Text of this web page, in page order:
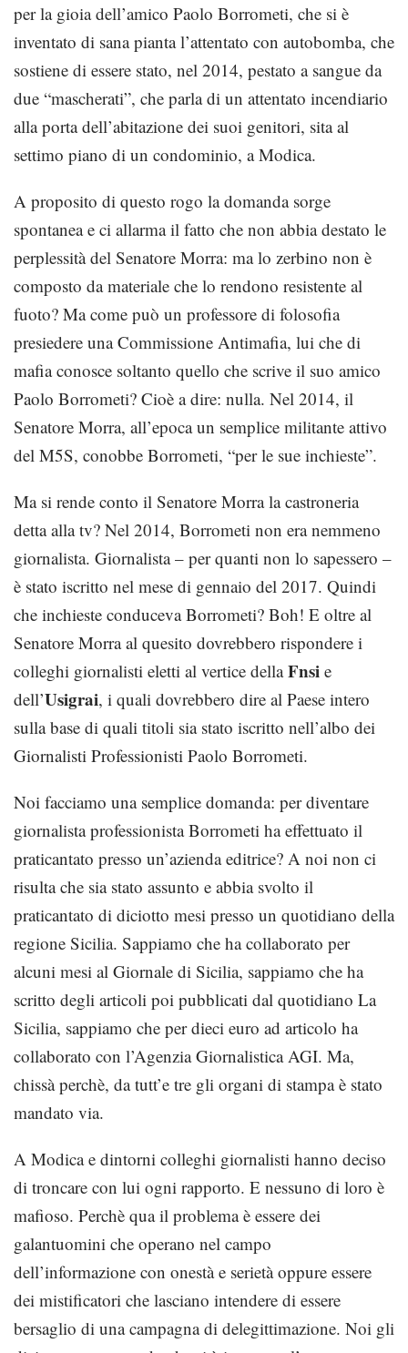
per la gioia dell’amico Paolo Borrometi, che si è
inventato di sana pianta l’attentato con autobomba, che
sostiene di essere stato, nel 2014, pestato a sangue da
due “mascherati”, che parla di un attentato incendiario
alla porta dell’abitazione dei suoi genitori, sita al
settimo piano di un condominio, a Modica.
A proposito di questo rogo la domanda sorge
spontanea e ci allarma il fatto che non abbia destato le
perplessità del Senatore Morra: ma lo zerbino non è
composto da materiale che lo rendono resistente al
fuoto? Ma come può un professore di folosofia
presiedere una Commissione Antimafia, lui che di
mafia conosce soltanto quello che scrive il suo amico
Paolo Borrometi? Cioè a dire: nulla. Nel 2014, il
Senatore Morra, all’epoca un semplice militante attivo
del M5S, conobbe Borrometi, “per le sue inchieste”.
Ma si rende conto il Senatore Morra la castroneria
detta alla tv? Nel 2014, Borrometi non era nemmeno
giornalista. Giornalista – per quanti non lo sapessero –
è stato iscritto nel mese di gennaio del 2017. Quindi
che inchieste conduceva Borrometi? Boh! E oltre al
Senatore Morra al quesito dovrebbero rispondere i
colleghi giornalisti eletti al vertice dellaFnsi e
dell’Usigrai, i quali dovrebbero dire al Paese intero
sulla base di quali titoli sia stato iscritto nell’albo dei
Giornalisti Professionisti Paolo Borrometi.
Noi facciamo una semplice domanda: per diventare
giornalista professionista Borrometi ha effettuato il
praticantato presso un’azienda editrice? A noi non ci
risulta che sia stato assunto e abbia svolto il
praticantato di diciotto mesi presso un quotidiano della
regione Sicilia. Sappiamo che ha collaborato per
alcuni mesi al Giornale di Sicilia, sappiamo che ha
scritto degli articoli poi pubblicati dal quotidiano La
Sicilia, sappiamo che per dieci euro ad articolo ha
collaborato con l’Agenzia Giornalistica AGI. Ma,
chissà perchè, da tutt’e tre gli organi di stampa è stato
mandato via.
A Modica e dintorni colleghi giornalisti hanno deciso
di troncare con lui ogni rapporto. E nessuno di loro è
mafioso. Perchè qua il problema è essere dei
galantuomini che operano nel campo
dell’informazione con onestà e serietà oppure essere
dei mistificatori che lasciano intendere di essere
bersaglio di una campagna di delegittimazione. Noi gli